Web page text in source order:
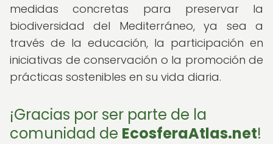
medidas concretas para preservar la
biodiversidad del Mediterráneo, ya sea a
través de la educación, la participación en
iniciativas de conservación o la promoción de
prácticas sostenibles en su vida diaria.
¡Gracias por ser parte de la
comunidad de EcosferaAtlas.net!